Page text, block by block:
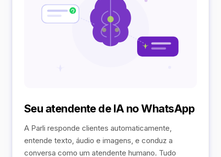
Seu atendente de IA no WhatsApp
A Parli responde clientes automaticamente,
entende texto, áudio e imagens, e conduz a
conversa como um atendente humano. Tudo